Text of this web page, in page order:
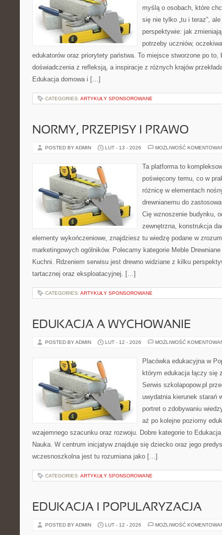
myślą o osobach, które
się nie tylko „tu i teraz”,
perspektywie: jak
potrzeby uczniów,
edukatorów oraz priorytety państwa. To miejsce stworzone po to,
doświadczenia z refleksją, a inspiracje z różnych krajów
Edukacja domowa i […]
CATEGORIES: ARTYKUŁY SPONSOROWANE
NORMY, PRZEPISY I PRAWO
POSTED BY ADMIN LUT - 13 - 2026 MOŻLIWOŚĆ
Ta platforma to
poświęcony temu, co w
różnicę w elementach
drewnianemu do
Cię wznoszenie budynku,
zewnętrzna, konstrukcja
elementy wykończeniowe, znajdziesz tu wiedzę podane w
marketingowych ogólników. Polecamy kategorie Meble
Kuchni. Rdzeniem serwisu jest drewno widziane z kilku
tartacznej oraz eksploatacyjnej. […]
CATEGORIES: ARTYKUŁY SPONSOROWANE
EDUKACJA A WYCHOWANIE
POSTED BY ADMIN LUT - 12 - 2026 MOŻLIWOŚĆ
Placówka edukacyjna w
którym edukacja łączy się
Serwis szkolapopow.pl
uwydatnia kierunek starań
portret o zdobywaniu
aż po kolejne poziomy
wzajemnego szacunku oraz rozwoju. Dobre kategorie to
Nauka. W centrum inicjatyw znajduje się dziecko oraz jego
wczesnoszkolna jest tu rozumiana jako […]
CATEGORIES: ARTYKUŁY SPONSOROWANE
EDUKACJA I POPULARYZACJA
POSTED BY ADMIN LUT - 12 - 2026 MOŻLIWOŚĆ